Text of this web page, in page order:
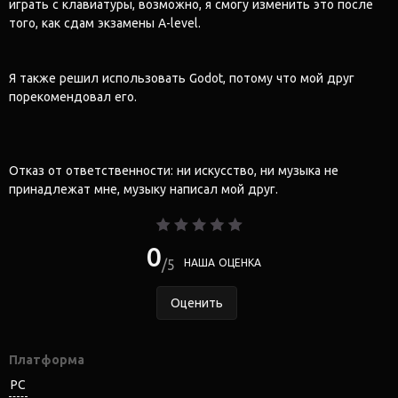
играть с клавиатуры, возможно, я смогу изменить это после
того, как сдам экзамены A-level.
Я также решил использовать Godot, потому что мой друг
порекомендовал его.
Отказ от ответственности: ни искусство, ни музыка не
принадлежат мне, музыку написал мой друг.
0 5 НАША ОЦЕНКА
Оценить
Платформа
PC